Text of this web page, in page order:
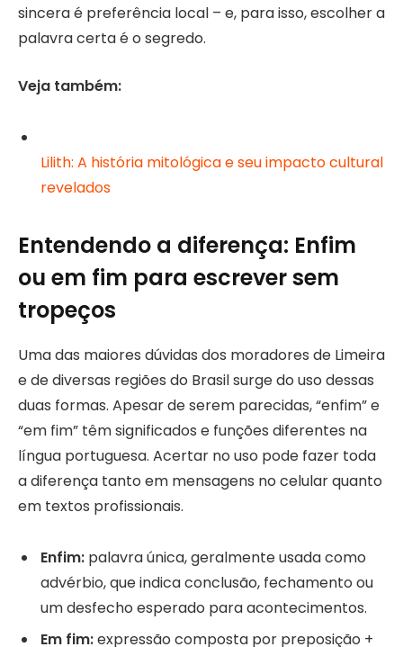
sincera é preferência local – e, para isso, escolher a
palavra certa é o segredo.
Veja também:
Lilith: A história mitológica e seu impacto cultural
revelados
Entendendo a diferença: Enfim
ou em fim para escrever sem
tropeços
Uma das maiores dúvidas dos moradores de Limeira
e de diversas regiões do Brasil surge do uso dessas
duas formas. Apesar de serem parecidas, “enfim” e
“em fim” têm significados e funções diferentes na
língua portuguesa. Acertar no uso pode fazer toda
a diferença tanto em mensagens no celular quanto
em textos profissionais.
Enfim: palavra única, geralmente usada como
advérbio, que indica conclusão, fechamento ou
um desfecho esperado para acontecimentos.
Em fim:expressão composta por preposição +